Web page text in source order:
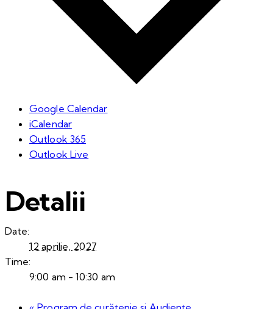
Google Calendar
iCalendar
Outlook 365
Outlook Live
Detalii
Date:
12 aprilie, 2027
Time:
9:00 am - 10:30 am